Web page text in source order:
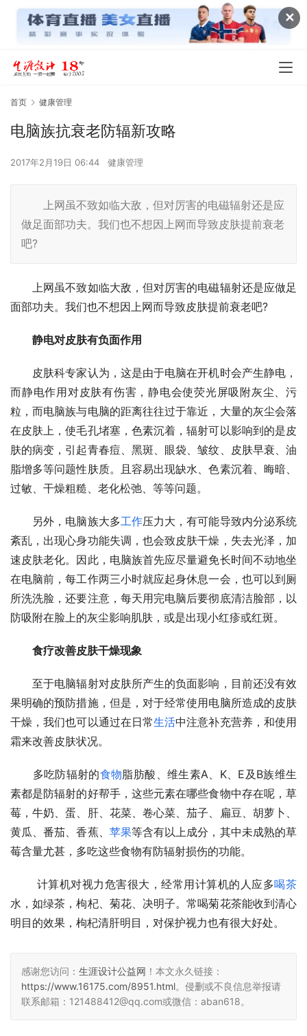
✕
首页 健康管理
电脑族抗衰老防辐新攻略
2017年2月19日 06:44 健康管理
上网虽不致如临大敌，但对厉害的电磁辐射还是应
做足面部功夫。我们也不想因上网而导致皮肤提前衰老
吧?
上网虽不致如临大敌，但对厉害的电磁辐射还是应做足
面部功夫。我们也不想因上网而导致皮肤提前衰老吧?
静电对皮肤有负面作用
皮肤科专家认为，这是由于电脑在开机时会产生静电，
而静电作用对皮肤有伤害，静电会使荧光屏吸附灰尘、污
粒，而电脑族与电脑的距离往往过于靠近，大量的灰尘会落
在皮肤上，使毛孔堵塞，色素沉着，辐射可以影响到的是皮
肤的病变，引起青春痘、黑斑、眼袋、皱纹、皮肤早衰、油
脂增多等问题性肤质。且容易出现缺水、色素沉着、晦暗、
过敏、干燥粗糙、老化松弛、等等问题。
另外，电脑族大多工作压力大，有可能导致内分泌系统
紊乱，出现心身功能失调，也会致皮肤干燥，失去光泽，加
速皮肤老化。因此，电脑族首先应尽量避免长时间不动地坐
在电脑前，每工作两三小时就应起身休息一会，也可以到厕
所洗洗脸，还要注意，每天用完电脑后要彻底清洁脸部，以
防吸附在脸上的灰尘影响肌肤，或是出现小红疹或红斑。
食疗改善皮肤干燥现象
至于电脑辐射对皮肤所产生的负面影响，目前还没有效
果明确的预防措施，但是，对于经常使用电脑所造成的皮肤
干燥，我们也可以通过在日常生活中注意补充营养，和使用
霜来改善皮肤状况。
多吃防辐射的食物脂肪酸、维生素A、K、E及B族维生
素都是防辐射的好帮手，这些元素在哪些食物中存在呢，草
莓，牛奶、蛋、肝、花菜、卷心菜、茄子、扁豆、胡萝卜、
黄瓜、番茄、香蕉、 苹果等含有以上成分，其中未成熟的草
莓含量尤甚，多吃这些食物有防辐射损伤的功能。
计算机对视力危害很大，经常用计算机的人应多喝茶
水，如绿茶，枸杞、菊花、决明子。常喝菊花茶能收到清心
明目的效果，枸杞清肝明目，对保护视力也有很大好处。
感谢您访问： 生涯设计公益网 ！本文永久链接：
https://www.16175.com/8951.html。侵删或不良信息举报请
联系邮箱：121488412@qq.com或微信：aban618。